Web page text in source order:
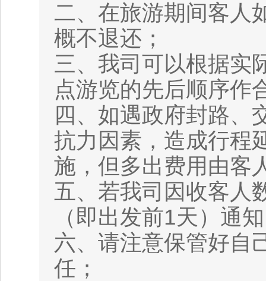
二、在旅游期间客人
概不退还；
三、我司可以根据实
点游览的先后顺序作
四、如遇政府封路、
抗力因素，造成行程
施，但多出费用由客
五、若我司因收客人
（即出发前1天）通
六、请注意保管好自
任；